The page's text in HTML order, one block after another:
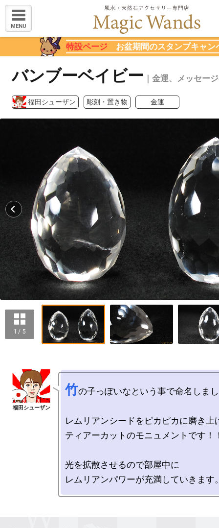
MENU
特設ページ お盆期間のスタンプキャン
バンブーベイビー ｜金運、メッセー
福田シューザン 彫刻・置き物 金運
1 / 5
竹の子っぽいなという事で命名しま
レムリアンシードをピカピカに磨き上
ティアーカットのモニュメントです！
光を拡散させるので部屋中に